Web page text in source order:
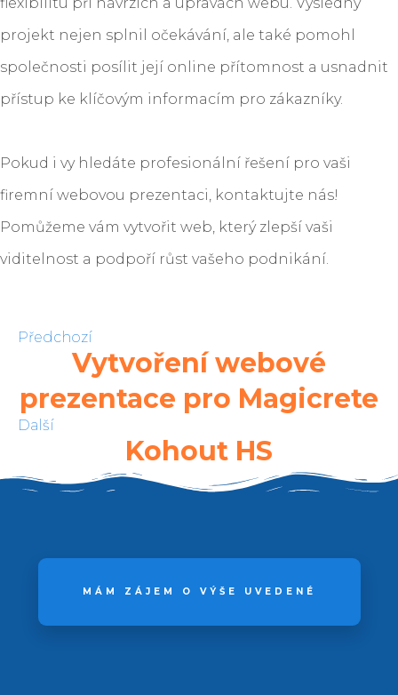
projekt nejen splnil očekávání, ale také pomohl
společnosti posílit její online přítomnost a usnadnit
přístup ke klíčovým informacím pro zákazníky.
Pokud i vy hledáte profesionální řešení pro vaši
firemní webovou prezentaci, kontaktujte nás!
Pomůžeme vám vytvořit web, který zlepší vaši
viditelnost a podpoří růst vašeho podnikání.
Předchozí
Vytvoření webové
prezentace pro Magicrete
Další
Kohout HS
MÁM ZÁJEM O VÝŠE UVEDENÉ